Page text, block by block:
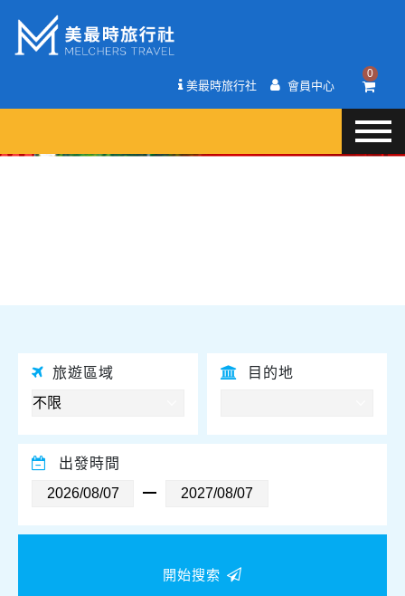
美最時旅行社 會員中心
0
旅遊區域 目的地
出發時間
開始搜索